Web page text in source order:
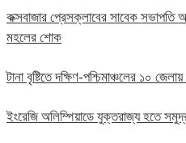
কক্সবাজার প্রেসক্লাবের সাবেক
মহলের শোক
টানা বৃষ্টিতে দক্ষিণ-পশ্চিমাঞ্চলের ১০
ইংরেজি অলিম্পিয়াডে যুক্তরাজ্য হতে